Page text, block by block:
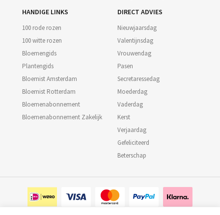
HANDIGE LINKS
100 rode rozen
100 witte rozen
Bloemengids
Plantengids
Bloemist Amsterdam
Bloemist Rotterdam
Bloemenabonnement
Bloemenabonnement Zakelijk
DIRECT ADVIES
Nieuwjaarsdag
Valentijnsdag
Vrouwendag
Pasen
Secretaressedag
Moederdag
Vaderdag
Kerst
Verjaardag
Gefeliciteerd
Beterschap